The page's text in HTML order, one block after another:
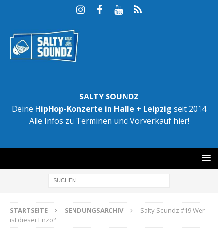
SALTY SOUNDZ
Deine HipHop-Konzerte in Halle + Leipzig seit 2014
Alle Infos zu Terminen und Vorverkauf hier!
STARTSEITE SENDUNGSARCHIV
Salty Soundz #19 Wer
ist dieser Enzo?